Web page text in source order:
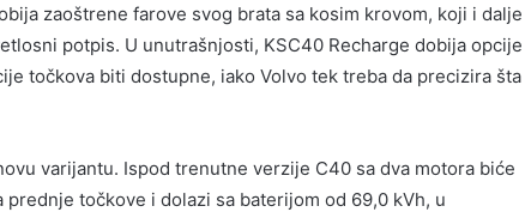
zaoštrene farove svog brata sa kosim krovom, koji i dalje
potpis. U unutrašnjosti, KSC40 Recharge dobija opcije
točkova biti dostupne, iako Volvo tek treba da precizira šta
varijantu. Ispod trenutne verzije C40 sa dva motora biće
točkove i dolazi sa baterijom od 69,0 kVh, u